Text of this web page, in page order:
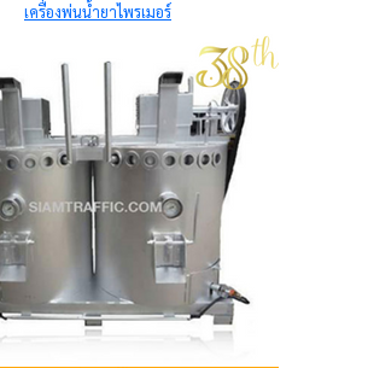
เครื่องพ่นน้ำยาไพรเมอร์